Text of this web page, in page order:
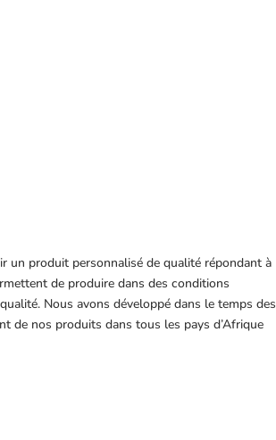
un produit personnalisé de qualité répondant à
de produire dans des conditions
Nous avons développé dans le temps des
de nos produits dans tous les pays d’Afrique